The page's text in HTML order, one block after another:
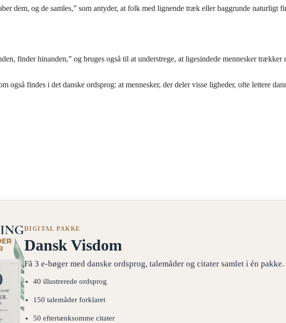
dem, og de samles,” som antyder, at folk med lignende træk eller baggrunde naturligt
finder hinanden,” og bruges også til at understrege, at ligesindede mennesker trækker
også findes i det danske ordsprog: at mennesker, der deler visse ligheder, ofte lettere
DIGITAL PAKKE
Dansk Visdom
Få 3 e-bøger med danske ordsprog, talemåder og citater samlet i én pakke.
40 illustrerede ordsprog
150 talemåder forklaret
50 eftertænksomme citater